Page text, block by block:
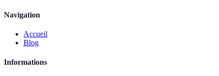
Navigation
Accueil
Blog
Informations